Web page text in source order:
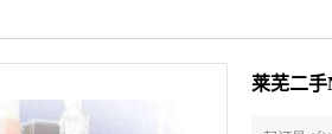
莱芜二